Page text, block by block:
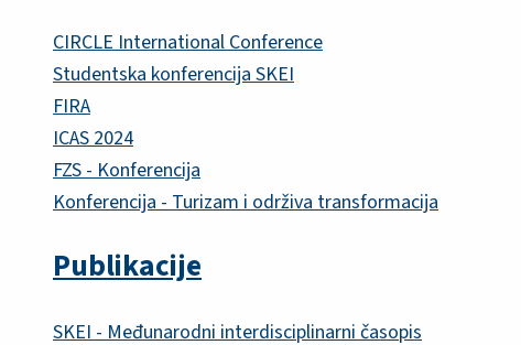
CIRCLE International Conference
Studentska konferencija SKEI
FIRA
ICAS 2024
FZS - Konferencija
Konferencija - Turizam i održiva transformacija
Publikacije
SKEI - Međunarodni interdisciplinarni časopis